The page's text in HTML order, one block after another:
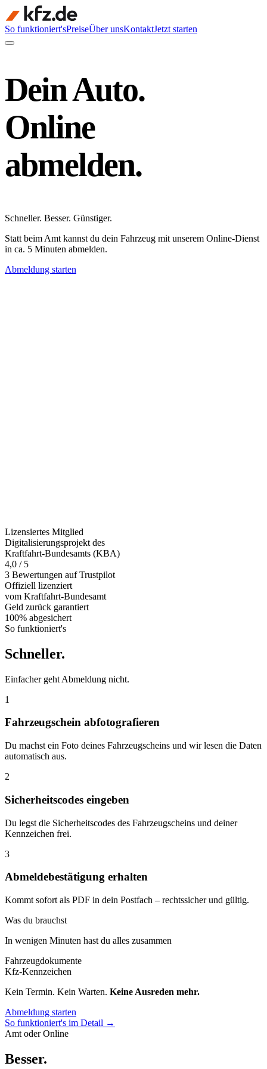
So funktioniert'sPreiseÜber unsKontaktJetzt starten
Dein Auto.
Online
abmelden.
Schneller. Besser. Günstiger.
Statt beim Amt kannst du dein Fahrzeug mit unserem Online-Dienst
in ca. 5 Minuten abmelden.
Abmeldung starten
Lizensiertes Mitglied
Digitalisierungsprojekt des
Kraftfahrt-Bundesamts (KBA)
4,0 / 5
3 Bewertungen auf Trustpilot
Offiziell lizenziert
vom Kraftfahrt-Bundesamt
Geld zurück garantiert
100% abgesichert
So funktioniert's
Schneller.
Einfacher geht Abmeldung nicht.
1
Fahrzeugschein abfotografieren
Du machst ein Foto deines Fahrzeugscheins und wir lesen die Daten
automatisch aus.
2
Sicherheitscodes eingeben
Du legst die Sicherheitscodes des Fahrzeugscheins und deiner
Kennzeichen frei.
3
Abmeldebestätigung erhalten
Kommt sofort als PDF in dein Postfach – rechtssicher und gültig.
Was du brauchst
In wenigen Minuten hast du alles zusammen
Fahrzeugdokumente
Kfz-Kennzeichen
Kein Termin. Kein Warten. Keine Ausreden mehr.
Abmeldung starten
So funktioniert's im Detail →
Amt oder Online
Besser.